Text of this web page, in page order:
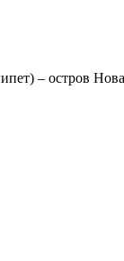
– остров